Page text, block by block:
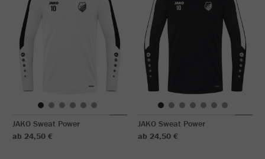
JAKO Sweat Power
ab 24,50 €
JAKO Sweat Power
ab 24,50 €